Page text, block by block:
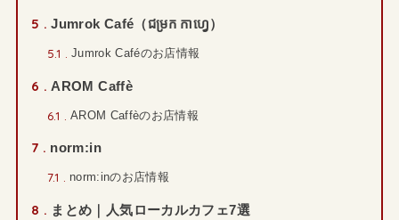
5 Jumrok Café（ជម្រក កាហ្វេ）
5.1 Jumrok Caféのお店情報
6 AROM Caffè
6.1 AROM Caffèのお店情報
7 norm:in
7.1 norm:inのお店情報
8 まとめ｜人気ローカルカフェ7選